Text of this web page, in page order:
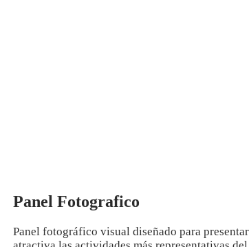
Panel Fotografico
Panel fotográfico visual diseñado para